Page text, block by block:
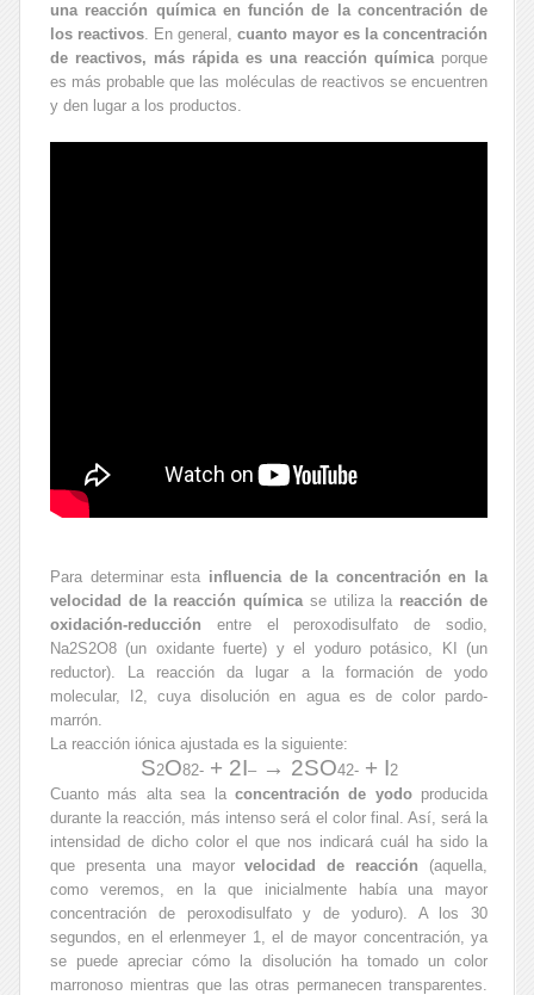
una reacción química en función de la concentración de
los reactivos. En general, cuanto mayor es la concentración
de reactivos, más rápida es una reacción químicaporque
es más probable que las moléculas de reactivos se encuentren
y den lugar a los productos.
Para determinar esta influencia de la concentración en la
velocidad de la reacción químicase utiliza la reacción de
oxidación-reducción entre el peroxodisulfato de sodio,
Na2S2O8 (un oxidante fuerte) y el yoduro potásico, KI (un
reductor). La reacción da lugar a la formación de yodo
molecular, I2, cuya disolución en agua es de color pardo-
marrón.
La reacción iónica ajustada es la siguiente:
S2O82-+ 2I–→ 2SO42-+ I2
Cuanto más alta sea la concentración de yodoproducida
durante la reacción, más intenso será el color final. Así, será la
intensidad de dicho color el que nos indicará cuál ha sido la
que presenta una mayorvelocidad de reacción (aquella,
como veremos, en la que inicialmente había una mayor
concentración de peroxodisulfato y de yoduro). A los 30
segundos, en el erlenmeyer 1, el de mayor concentración, ya
se puede apreciar cómo la disolución ha tomado un color
marronoso mientras que las otras permanecen transparentes.